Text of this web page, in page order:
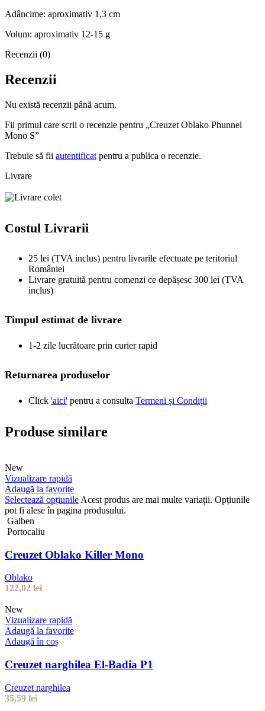
Adâncime: aproximativ 1,3 cm
Volum: aproximativ 12-15 g
Recenzii (0)
Recenzii
Nu există recenzii până acum.
Fii primul care scrii o recenzie pentru „Creuzet Oblako Phunnel
Mono S”
Trebuie să fii autentificat pentru a publica o recenzie.
Livrare
Costul Livrarii
25 lei (TVA inclus) pentru livrarile efectuate pe teritoriul
României
Livrare gratuită pentru comenzi ce depășesc 300 lei (TVA
inclus)
Timpul estimat de livrare
1-2 zile lucrătoare prin curier rapid
Returnarea produselor
Click 'aici' pentru a consulta Termeni și Condiții
Produse similare
New
Vizualizare rapidă
Adaugă la favorite
Selectează opțiunile Acest produs are mai multe variații. Opțiunile
pot fi alese în pagina produsului.
Galben
Portocaliu
Creuzet Oblako Killer Mono
Oblako
122,02 lei
New
Vizualizare rapidă
Adaugă la favorite
Adaugă în coș
Creuzet narghilea El-Badia P1
Creuzet narghilea
35,59 lei